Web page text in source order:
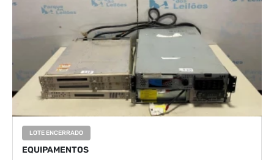
LOTE ENCERRADO
EQUIPAMENTOS